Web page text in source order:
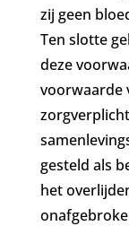
zij geen
Ten slotte
deze
voorwaarde
gesteld als
het